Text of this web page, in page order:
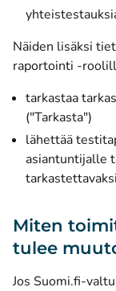
Näiden lisäksi
raportointi -
tarkastaa
("Tarkasta")
lähettää
asiantuntijalle
Miten
tulee
Jos Suomi.fi-